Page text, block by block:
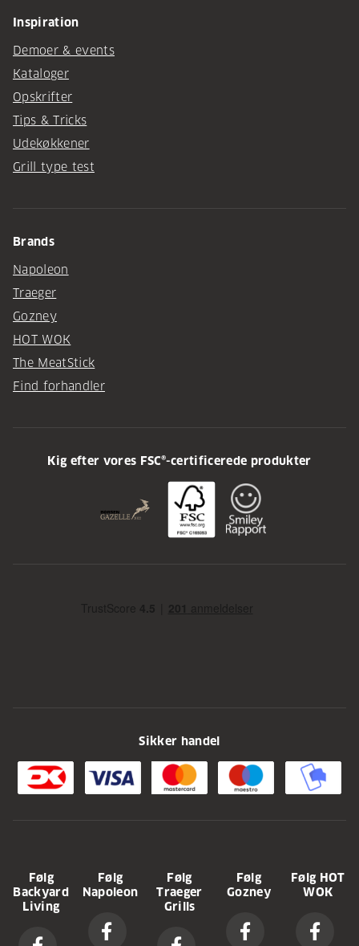
Inspiration
Demoer & events
Kataloger
Opskrifter
Tips & Tricks
Udekøkkener
Grill type test
Brands
Napoleon
Traeger
Gozney
HOT WOK
The MeatStick
Find forhandler
Kig efter vores FSC®-certificerede produkter
Sikker handel
Følg
Backyard
Living
Følg
Napoleon
Følg
Traeger
Grills
Følg
Gozney
Følg HOT
WOK